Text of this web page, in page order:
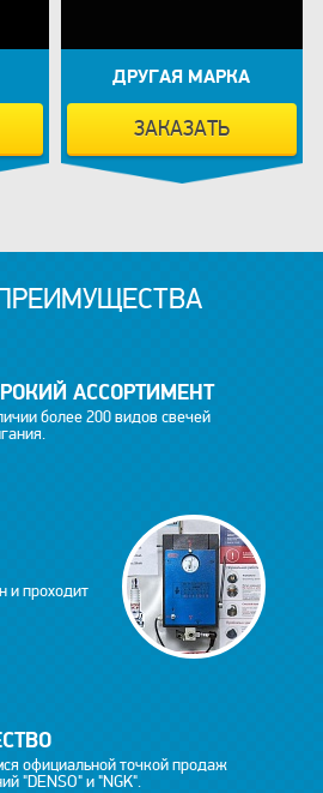
ДРУГАЯ МАРКА
ЗАКАЗАТЬ
АССОРТИМЕНТ
более 200 видов свечей
и проходит
официальной точкой продаж
"DENSO" и "NGK".